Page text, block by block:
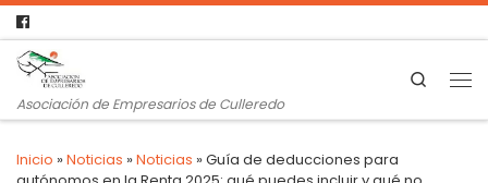
Asociación de Empresarios de Culleredo
Search
Inicio »Noticias »Noticias »Guía de deducciones para